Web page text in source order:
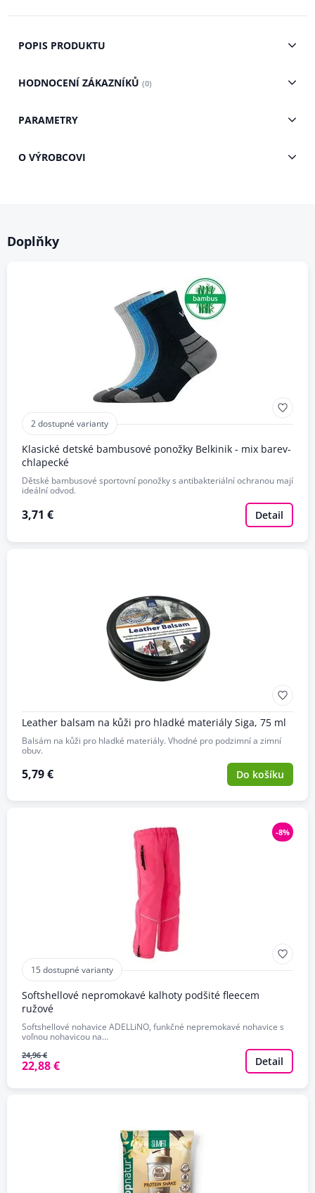
POPIS PRODUKTU
HODNOCENÍ ZÁKAZNÍKŮ (0)
PARAMETRY
O VÝROBCOVI
Doplňky
2 dostupné varianty
Klasické detské bambusové ponožky Belkinik - mix barev-
chlapecké
Dětské bambusové sportovní ponožky s antibakteriální ochranou mají
ideální odvod.
3,71 € Detail
Leather balsam na kůži pro hladké materiály Siga, 75 ml
Balsám na kůži pro hladké materiály. Vhodné pro podzimní a zimní
obuv.
5,79 € Do košíku
-8%
15 dostupné varianty
Softshellové nepromokavé kalhoty podšité fleecem
ružové
Softshellové nohavice ADELLiNO, funkčné nepremokavé nohavice s
voľnou nohavicou na…
24,96 €
22,88 € Detail